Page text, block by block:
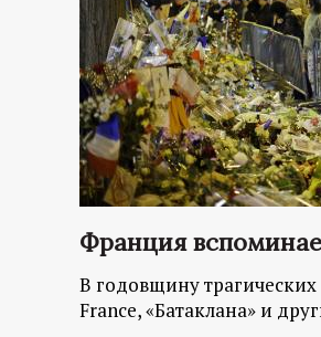
Франция
В годовщину
France, «Батаклана» и